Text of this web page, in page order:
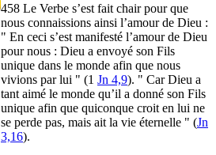
458 Le Verbe s’est fait chair pour que
nous connaissions ainsi l’amour de Dieu :
" En ceci s’est manifesté l’amour de Dieu
pour nous : Dieu a envoyé son Fils
unique dans le monde afin que nous
vivions par lui " (1 Jn 4,9). " Car Dieu a
tant aimé le monde qu’il a donné son Fils
unique afin que quiconque croit en lui ne
se perde pas, mais ait la vie éternelle " (Jn
3,16).